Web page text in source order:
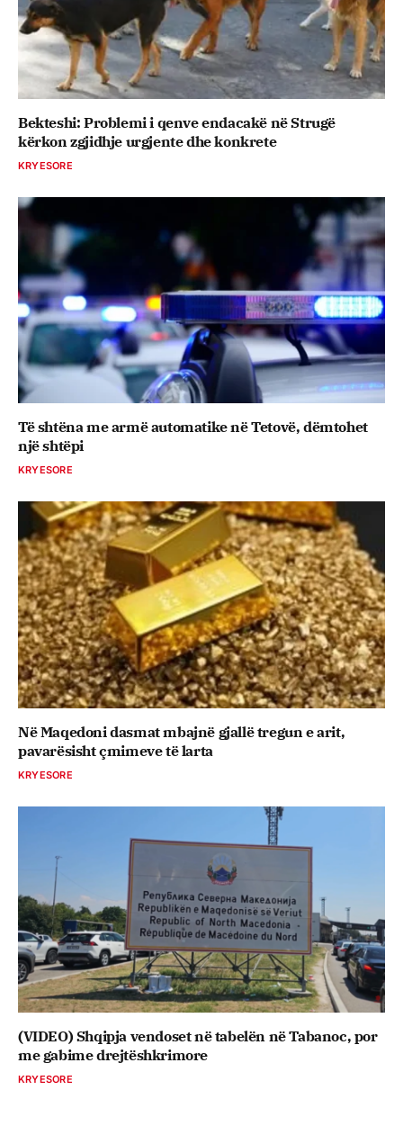
Bekteshi: Problemi i qenve endacakë në Strugë
kërkon zgjidhje urgjente dhe konkrete
KRYESORE
Të shtëna me armë automatike në Tetovë, dëmtohet
një shtëpi
KRYESORE
Në Maqedoni dasmat mbajnë gjallë tregun e arit,
pavarësisht çmimeve të larta
KRYESORE
(VIDEO) Shqipja vendoset në tabelën në Tabanoc, por
me gabime drejtëshkrimore
KRYESORE